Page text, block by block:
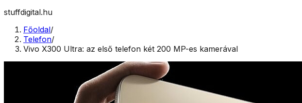
stuffdigital.hu
Főoldal/
Telefon/
Vivo X300 Ultra: az első telefon két 200 MP-es kamerával